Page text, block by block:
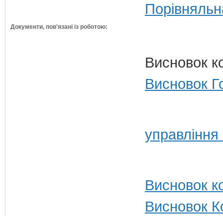
Документи, пов'язані із роботою:
Висновок
Висновок
Висновок
Висновок